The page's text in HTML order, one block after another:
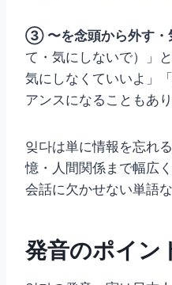
③ 〜を念頭から外す・
て・気にしないで）」
気にしなくていいよ」
アンスになることもあり
잊다は単に情報を忘れ
憶・人間関係まで幅広
会話に欠かせない単語な
発音のポイン